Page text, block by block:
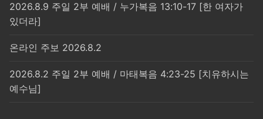
2026.8.9 주일 2부 예배 / 누가복음 13:10-17 [한 여자가
있더라]
온라인 주보 2026.8.2
2026.8.2 주일 2부 예배 / 마태복음 4:23-25 [치유하시는
예수님]